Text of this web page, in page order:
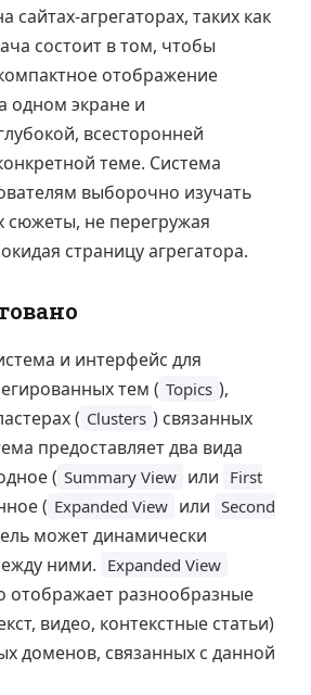
сайтах-агрегаторах, таких как
состоит в том, чтобы
отображение
одном экране и
всесторонней
теме. Система
выборочно изучать
сюжеты, не перегружая
страницу агрегатора.
и интерфейс для
тем ( Topics ),
( Clusters ) связанных
предоставляет два вида
( Summary View или First
( Expanded View или Second
может динамически
ними. Expanded View
отображает разнообразные
видео, контекстные статьи)
доменов, связанных с данной